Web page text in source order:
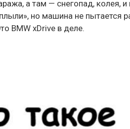
а там — снегопад, колея, и
но машина не пытается
BMW xDrive в деле.